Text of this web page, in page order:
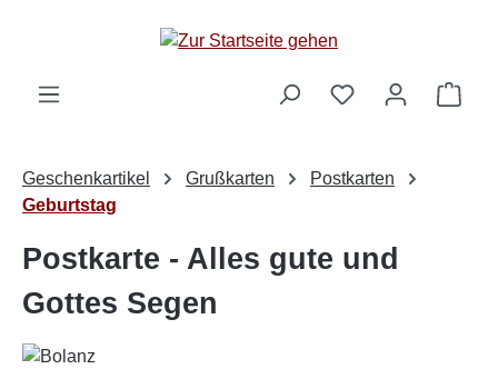
Zum Hauptinhalt springen
Geschenkartikel Grußkarten
Postkarten
Geburtstag
Postkarte - Alles gute und
Gottes Segen